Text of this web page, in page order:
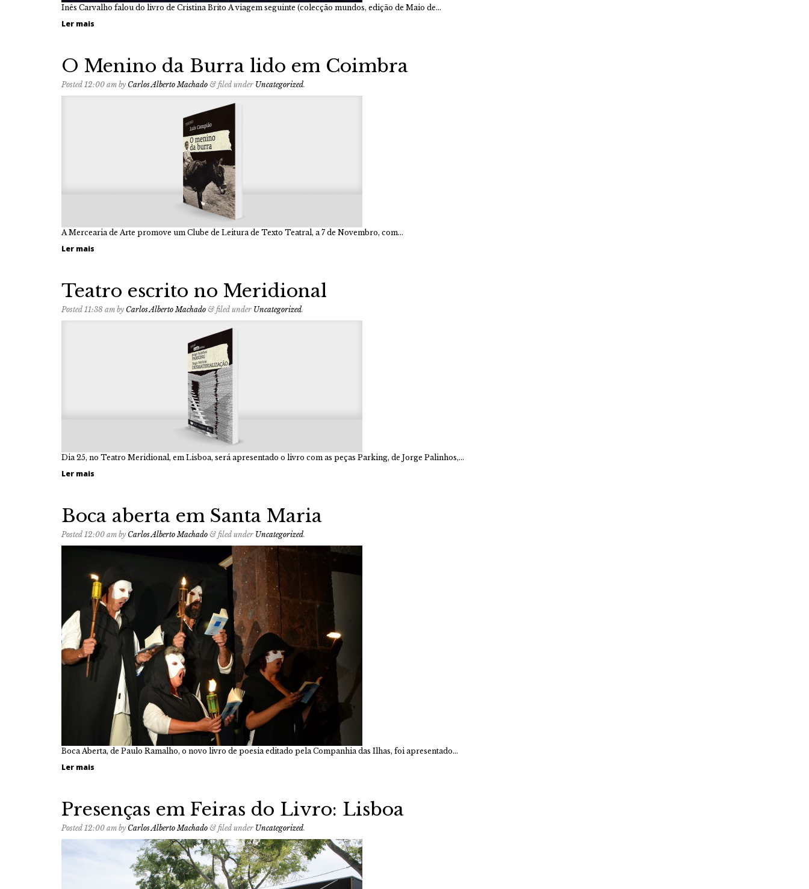
Inês Carvalho falou do livro de Cristina Brito A viagem seguinte (colecção mundos, edição de Maio de…
Ler mais
O Menino da Burra lido em Coimbra
Posted 12:00 am by Carlos Alberto Machado & filed under Uncategorized.
A Mercearia de Arte promove um Clube de Leitura de Texto Teatral, a 7 de Novembro, com…
Ler mais
Teatro escrito no Meridional
Posted 11:38 am by Carlos Alberto Machado & filed under Uncategorized.
Dia 25, no Teatro Meridional, em Lisboa, será apresentado o livro com as peças Parking, de Jorge Palinhos,…
Ler mais
Boca aberta em Santa Maria
Posted 12:00 am by Carlos Alberto Machado & filed under Uncategorized.
Boca Aberta, de Paulo Ramalho, o novo livro de poesia editado pela Companhia das Ilhas, foi apresentado…
Ler mais
Presenças em Feiras do Livro: Lisboa
Posted 12:00 am by Carlos Alberto Machado & filed under Uncategorized.